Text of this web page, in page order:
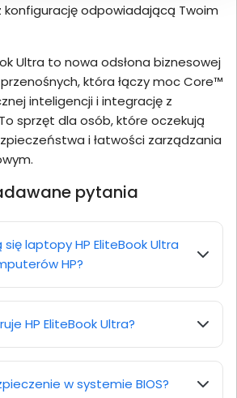
konfigurację odpowiadającą Twoim
Ultra to nowa odsłona biznesowej
która łączy moc Core™
inteligencji i integrację z
sprzęt dla osób, które oczekują
i łatwości zarządzania
pytania
laptopy HP EliteBook Ultra
HP?
HP EliteBook Ultra?
w systemie BIOS?